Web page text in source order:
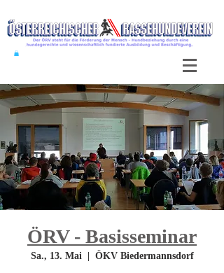
ÖRV - Basisseminar
Sa., 13. Mai
  |
ÖKV Biedermannsdorf